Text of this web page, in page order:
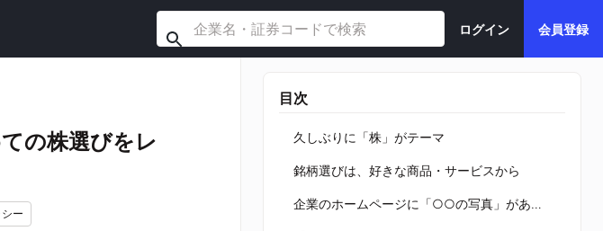
ログイン 会員登録
の株選びをレ
ー
目次
久しぶりに「株」がテーマ
銘柄選びは、好きな商品・サービスから
企業のホームページに「○○の写真」があるか